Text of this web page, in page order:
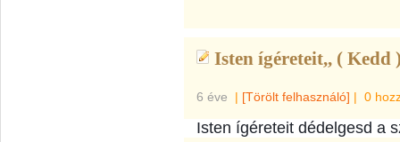
Isten ígéreteit,, ( Kedd
6 éve | [Törölt felhasználó] | 0
Isten ígéreteit dédelgesd a